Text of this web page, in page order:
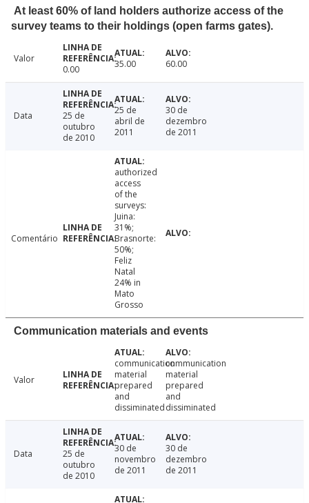
At least 60% of land holders authorize access of the
survey teams to their holdings (open farms gates).
Valor
0.00
35.00 60.00
Data
25 de
outubro
de 2010
25 de
abril de
2011
30 de
dezembro
de 2011
Comentário
authorized
access
of the
surveys:
Juina:
31%;
Brasnorte:
50%;
Feliz
Natal
24% in
Mato
Grosso
Communication materials and events
Valor
communication
material
prepared
and
dissiminated
communication
material
prepared
and
dissiminated
Data
25 de
outubro
de 2010
30 de
novembro
de 2011
30 de
dezembro
de 2011